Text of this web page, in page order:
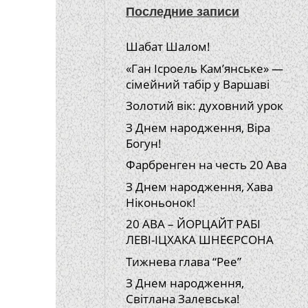
Последние записи
Шабат Шалом!
«Ган Ісроель Кам’янське» —
сімейний табір у Варшаві
Золотий вік: духовний урок
З Днем народження, Віра
Богун!
Фарбренген на честь 20 Ава
З Днем народження, Хава
Ніконьонок!
20 АВА – ЙОРЦАЙТ РАБІ
ЛЕВІ-ІЦХАКА ШНЕЄРСОНА
Тижнева глава “Рее”
З Днем народження,
Світлана Залевська!